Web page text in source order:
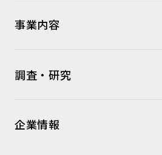
事業内容
調査・研究
企業情報